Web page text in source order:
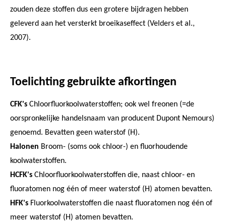
zouden deze stoffen dus een grotere bijdragen hebben
geleverd aan het versterkt broeikaseffect (Velders et al.,
2007).
Toelichting gebruikte afkortingen
CFK's Chloorfluorkoolwaterstoffen; ook wel freonen (=de
oorspronkelijke handelsnaam van producent Dupont Nemours)
genoemd. Bevatten geen waterstof (H).
Halonen Broom- (soms ook chloor-) en fluorhoudende
koolwaterstoffen.
HCFK's Chloorfluorkoolwaterstoffen die, naast chloor- en
fluoratomen nog één of meer waterstof (H) atomen bevatten.
HFK's Fluorkoolwaterstoffen die naast fluoratomen nog één of
meer waterstof (H) atomen bevatten.